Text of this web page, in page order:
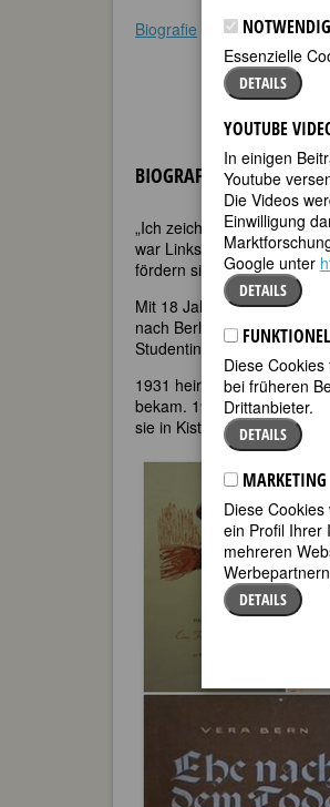
Biografie Zitate•Weblinks
BIOGRAFIE
„Ich zeichne, weil es mein
war Linkshänderin. Ihre
fördern sie. Der frühe Tod
Mit 18 Jahren beginnt sie
nach Berlin zu Emil Orlik.
Studentin unter
1931 heiratet sie einen
bekam. 1938 bekommt sie
sie in Kisten und Koffer.
Essenzielle
DETAILS
YOUTUBE
In einigen
Youtube
Die Videos
Einwilligung
Google unter
DETAILS
Diese
bei früheren
Drittanbieter.
DETAILS
MARKETING
Diese
ein Profil Ihrer
mehreren
DETAILS